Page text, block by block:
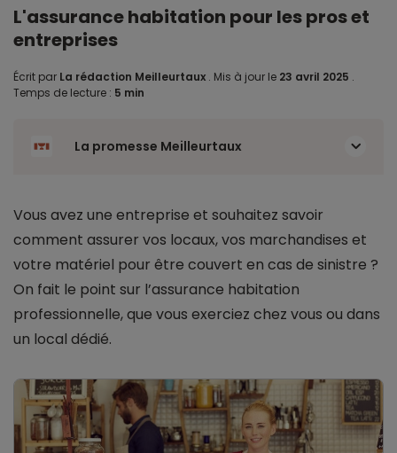
L'assurance habitation pour les pros et
entreprises
Écrit par La rédaction Meilleurtaux . Mis à jour le 23 avril 2025 .
Temps de lecture : 5 min
La promesse Meilleurtaux
Vous avez une entreprise et souhaitez savoir
comment assurer vos locaux, vos marchandises et
votre matériel pour être couvert en cas de sinistre ?
On fait le point sur l’assurance habitation
professionnelle, que vous exerciez chez vous ou dans
un local dédié.